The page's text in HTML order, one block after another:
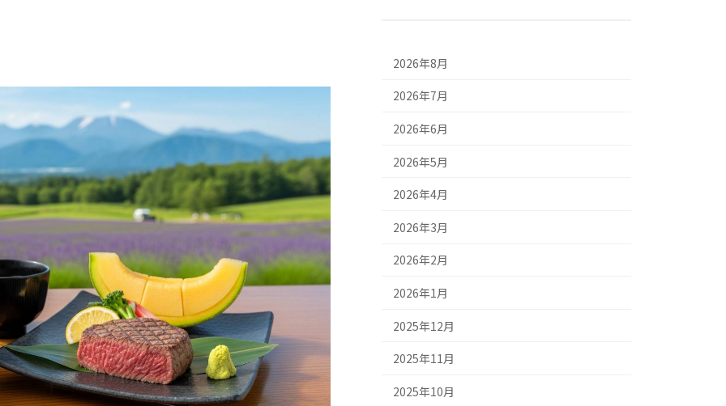
2026年8月
2026年7月
2026年6月
2026年5月
2026年4月
2026年3月
2026年2月
2026年1月
2025年12月
2025年11月
2025年10月